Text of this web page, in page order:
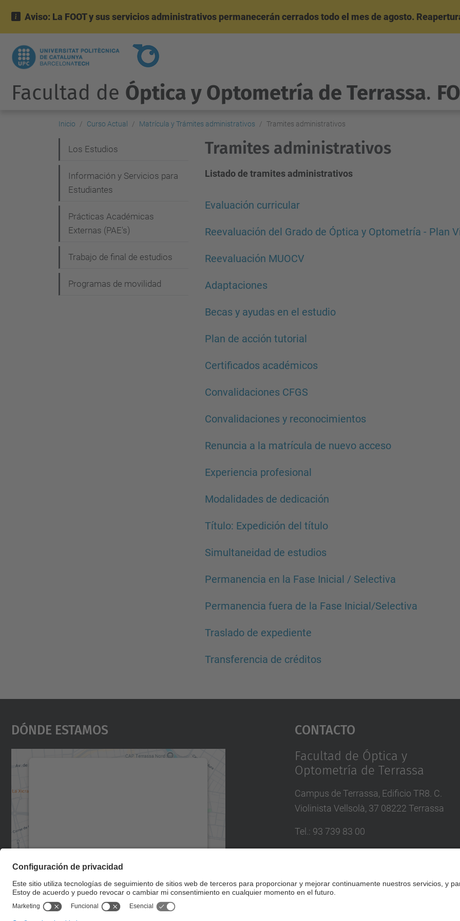
Aviso: La FOOT y sus servicios administrativos permanecerán cerrados todo el mes de agosto.
Facultad de Óptica y Optometría de Terrassa.
Inicio Curso Actual Matrícula y Trámites administrativos Tramites administrativos
Tramites administrativos
Listado de tramites administrativos
Evaluación curricular
Reevaluación del Grado de Óptica y Optometría - Plan
Reevaluación MUOCV
Adaptaciones
Becas y ayudas en el estudio
Plan de acción tutorial
Certificados académicos
Convalidaciones CFGS
Convalidaciones y reconocimientos
Renuncia a la matrícula de nuevo acceso
Experiencia profesional
Modalidades de dedicación
Título: Expedición del título
Simultaneidad de estudios
Permanencia en la Fase Inicial / Selectiva
Permanencia fuera de la Fase Inicial/Selectiva
Traslado de expediente
Transferencia de créditos
a
e
a
i
ó
Los Estudios
Información y Servicios para
Estudiantes
Prácticas Académicas
Externas (PAE's)
Trabajo de final de estudios
Programas de movilidad
Dónde Estamos
servicio para ver este mapa.
Aceptar
Contacto
Facultad de Óptica y
Optometría de Terrassa
Campus de Terrassa, Edificio TR8. C.
Violinista Vellsolà, 37 08222 Terrassa
Tel. : 93 739 83 00